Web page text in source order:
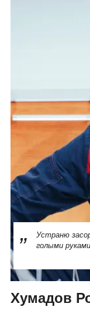
Устраню
голыми руками
Хумадов